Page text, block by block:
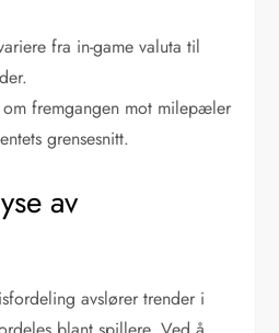
fra in-game valuta til
fremgangen mot milepæler
grensesnitt.
av
avslører trender i